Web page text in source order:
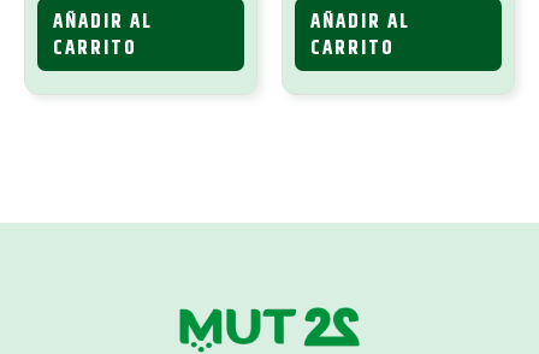
2,00 €.1,50 €.
AÑADIR AL
CARRITO
2,00 €.1,50 €.
AÑADIR AL
CARRITO